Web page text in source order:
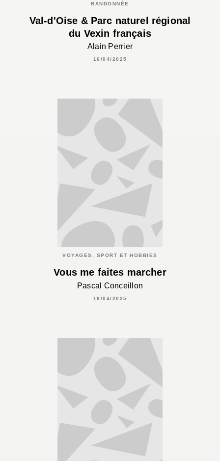
RANDONNÉE
Val-d'Oise & Parc naturel régional
du Vexin français
Alain Perrier
16/04/2025
VOYAGES, SPORT ET HOBBIES
Vous me faites marcher
Pascal Conceillon
16/04/2025